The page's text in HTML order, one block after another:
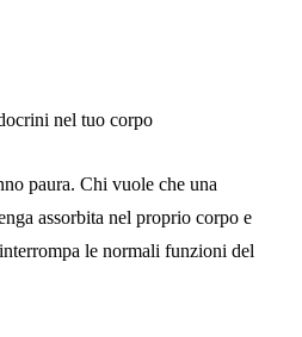
nel tuo corpo
paura. Chi vuole che una
assorbita nel proprio corpo e
le normali funzioni del